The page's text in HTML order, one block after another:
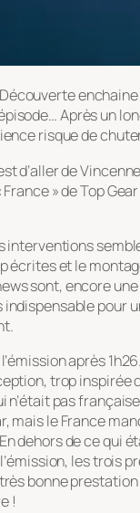
Après un
risque de
d’aller de
» de Top
interventions
écrites et le
sont, encore
indispensable pour
après
trop inspirée
n’était pas
mais le France
dehors de ce qui
les trois
bonne prestation
!